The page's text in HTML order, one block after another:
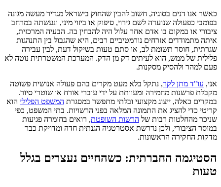
כאשר אנו דנים בסוגיה, חשוב להבין שהחוק בישראל מגדיר מעשה מגונה
בפומבי כפעולה שנועדה לשם גירוי, סיפוק או ביזוי מיני, ונעשתה במרחב
ציבורי או במקום בו אדם אחר עלול היה להבחין בה. הבעיה המרכזית,
איתה מתמודדים אזרחים נורמטיביים רבים, היא שהגבול בין התנהגות
שגרתית, חוסר תשומת לב, או סתם טעות בשיקול דעת, לבין עבירה
פלילית של ממש, הוא לעיתים דק מן הדק. המערכת המשטרתית נוטה לא
פעם למהר ולהסיק מסקנות.
אני, עו"ד מתן לקר, נתקל בלא מעט מקרים בהם פעולה אנושית פשוטה
מקבלת פרשנות מחמירה ומעוותת על ידי עוברי אורח או שוטרי סיור.
במקרים כאלה, ייצוג מקצועי ובלתי מתפשר במסגרת המשפט הפלילי הוא
קריטי כדי להציג את התמונה המלאה בפני הרשויות. בתי המשפט, כפי
שניכר מהחלטות רבות של הרשות השופטת, רואים בחומרה פגיעות
במוסר הציבורי, ולכן נדרשת אסטרטגיה הגנתית חדה ומדויקת כבר
מדקות החקירה הראשונות.
הסטיגמה החברתית: כשהחיים נעצרים בגלל
טעות